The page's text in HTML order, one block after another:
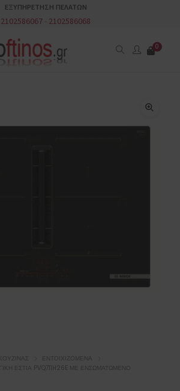
ΕΞΥΠΗΡΕΤΗΣΗ ΠΕΛΑΤΩΝ
2102586067 2102586068
0
ΕΝΤΟΙΧΙΖΌΜΕΝΑ
ΕΣΤΊΑ PVQ711H26E ΜΕ ΕΝΣΩΜΑΤΩΜΈΝΟ